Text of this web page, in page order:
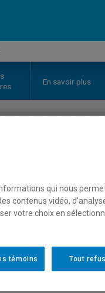
En savoir plus
Horaire -
qui nous
contenus vidéo,
votre choix en
Tout
témoins